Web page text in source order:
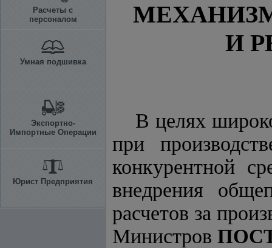
Расчеты с
персоналом
Умная подшивка
Экспортно-
Импортные Операции
Юрист Предприятия
И
В целях
при
конкурентной
внедрения
расчетов за
Министров